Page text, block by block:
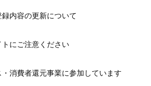
内容の更新について
トにご注意ください
消費者還元事業に参加しています